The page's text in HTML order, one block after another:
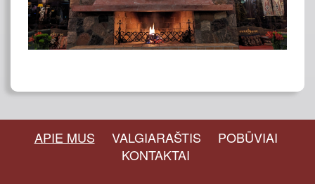
APIE MUS VALGIARAŠTIS
POBŪVIAI
KONTAKTAI